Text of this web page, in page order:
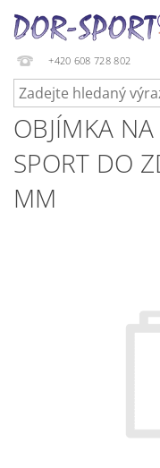
+420 608 728 802
OBJÍMKA
SPORT DO
MM